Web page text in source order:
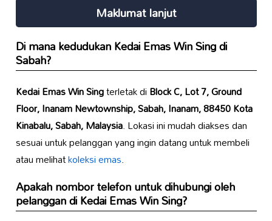
Maklumat lanjut
Di mana kedudukanKedai Emas Win Singdi
Sabah?
Kedai Emas Win Singterletak diBlock C, Lot 7, Ground
Floor, Inanam Newtownship, Sabah, Inanam, 88450 Kota
Kinabalu, Sabah, Malaysia. Lokasi ini mudah diakses dan
sesuai untuk pelanggan yang ingin datang untuk membeli
atau melihatkoleksi emas.
Apakah nombor telefon untuk dihubungi oleh
pelanggan diKedai Emas Win Sing?